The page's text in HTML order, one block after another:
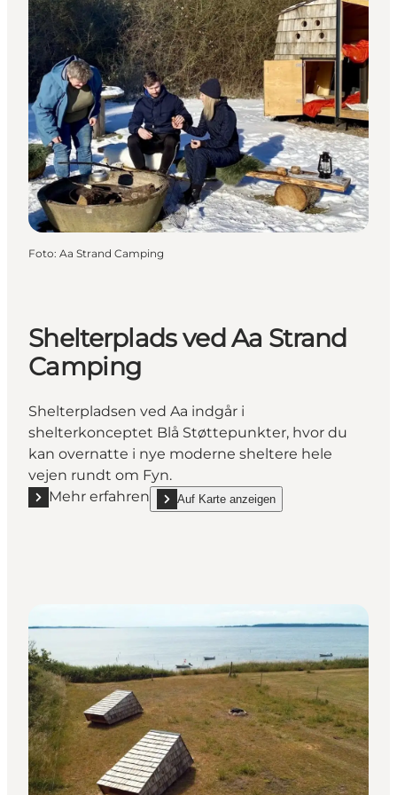
Foto: Aa Strand Camping
Shelterplads ved Aa Strand
Camping
Shelterpladsen ved Aa indgår i
shelterkonceptet Blå Støttepunkter, hvor du
kan overnatte i nye moderne sheltere hele
vejen rundt om Fyn.
Mehr erfahren
Mehr erfahren "Shelterplads ved Aa Strand
Auf Karte anzeigen
show Shelterplads ved Aa Strand Camping